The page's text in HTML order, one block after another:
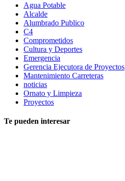
Agua Potable
Alcalde
Alumbrado Publico
C4
Comprometidos
Cultura y Deportes
Emergencia
Gerencia Ejecutora de Proyectos
Mantenimiento Carreteras
noticias
Ornato y Limpieza
Proyectos
Te pueden interesar